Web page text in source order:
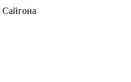
Сайгона